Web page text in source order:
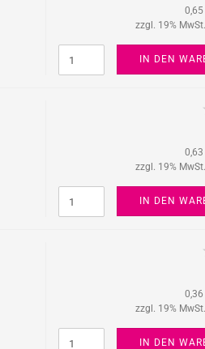
0,65
zzgl. 19%
IN DEN
0,63
zzgl. 19%
IN DEN
0,36
zzgl. 19%
IN DEN